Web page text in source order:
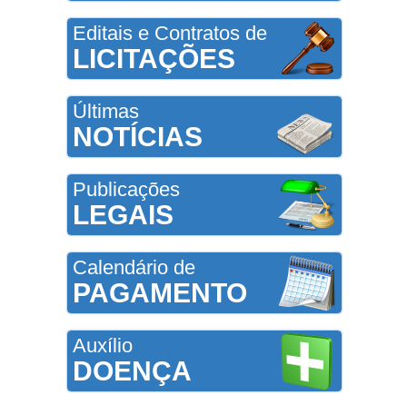
Editais e Contratos de
LICITAÇÕES
Últimas
NOTÍCIAS
Publicações
LEGAIS
Calendário de
PAGAMENTO
Auxílio
DOENÇA